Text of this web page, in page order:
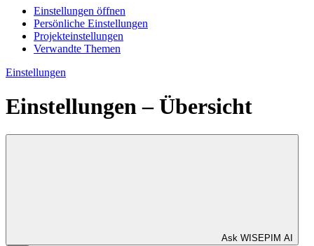
Einstellungen öffnen
Persönliche Einstellungen
Projekteinstellungen
Verwandte Themen
Einstellungen
Einstellungen – Übersicht
Ask WISEPIM AI